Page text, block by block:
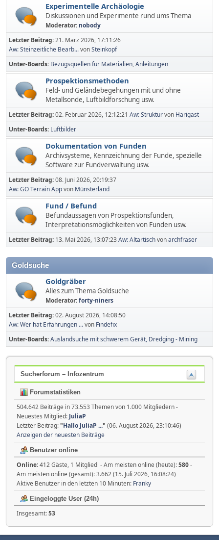
Experimentelle Archäologie
Diskussionen und Experimente rund ums Thema
Moderator: nobody
Letzter Beitrag:21. März 2026, 17:11:26
Aw: Steinzeitliche Bearb...vonSteinkopf
Unter-Boards Bezugsquellen für Materialien Anleitungen
Prospektionsmethoden
Feld- und Geländebegehungen mit und ohne
Metallsonde, Luftbildforschung usw.
Letzter Beitrag:02. Februar 2026, 12:12:21 Aw: Strukturvon Harigast
Unter-Boards Luftbilder
Dokumentation von Funden
Archivsysteme, Kennzeichnung der Funde, spezielle
Software zur Fundverwaltung usw.
Letzter Beitrag:08. Juni 2026, 20:19:37
Aw: GO Terrain Appvon Münsterland
Fund / Befund
Befundaussagen von Prospektionsfunden,
Interpretationsmöglichkeiten von Funden usw.
Letzter Beitrag: 13. Mai 2026, 13:07:23Aw: Altartischvonarchfraser
Goldsuche
Goldgräber
Alles zum Thema Goldsuche
Moderator:forty-niners
Letzter Beitrag:02. August 2026, 14:08:50
Aw: Wer hat Erfahrungen ...von Findefix
Unter-Boards Auslandsuche mit schwerem Gerät, Dredging - Mining
Sucherforum – Infozentrum
Forumstatistiken
504.642 Beiträge in 73.553 Themen von 1.000 Mitgliedern -
Neuestes Mitglied: JuliaP
Letzter Beitrag:"Hallo JuliaP ..." (06. August 2026, 23:10:46)
Anzeigen der neuesten Beiträge
Benutzer online
Online:412 Gäste, 1 Mitglied - Am meisten online (heute):580-
Am meisten online (gesamt): 3.662 (15. Juli 2026, 16:08:24)
Aktive Benutzer in den letzten 10 Minuten: Franky
Eingeloggte User (24h)
Insgesamt:53